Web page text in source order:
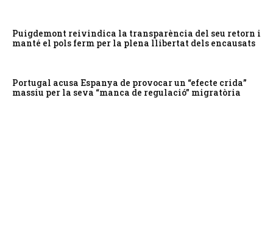
Puigdemont reivindica la transparència del seu retorn i
manté el pols ferm per la plena llibertat dels encausats
Portugal acusa Espanya de provocar un “efecte crida”
massiu per la seva “manca de regulació” migratòria